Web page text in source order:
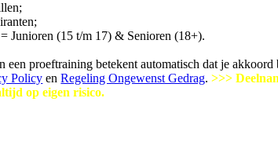
Junioren (15 t/m 17) & Senioren (18+).
een proeftraining betekent automatisch dat je akkoord
Policy enRegeling Ongewenst Gedrag. >>>
op eigen risico.